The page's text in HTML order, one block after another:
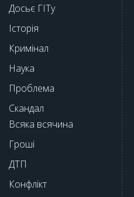
Досьє ГІТу
Історія
Кримінал
Наука
Проблема
Скандал
Всяка всячина
Гроші
ДТП
Конфлікт